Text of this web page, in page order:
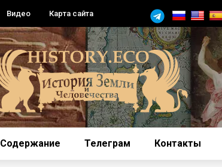
Видео Карта сайта
Содержание Телеграм Контакты